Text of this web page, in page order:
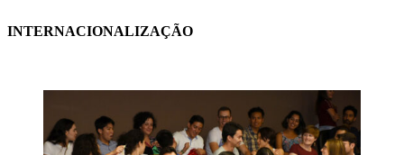
INTERNACIONALIZAÇÃO